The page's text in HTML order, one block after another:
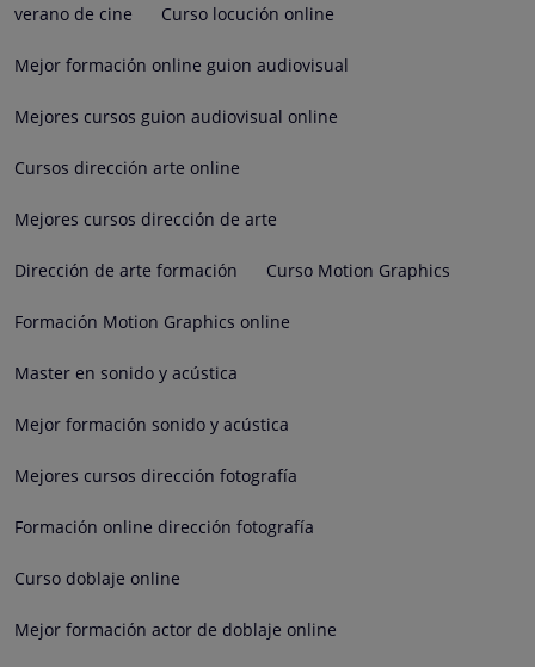
verano de cine Curso locución online
Mejor formación online guion audiovisual
Mejores cursos guion audiovisual online
Cursos dirección arte online
Mejores cursos dirección de arte
Dirección de arte formación Curso Motion Graphics
Formación Motion Graphics online
Master en sonido y acústica
Mejor formación sonido y acústica
Mejores cursos dirección fotografía
Formación online dirección fotografía
Curso doblaje online
Mejor formación actor de doblaje online